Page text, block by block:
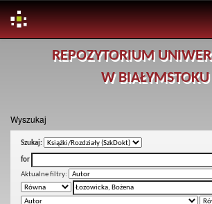
REPOZYTORIUM
W BIAŁYMSTOKU
Wyszukaj
Szukaj:
for
Aktualne filtry: